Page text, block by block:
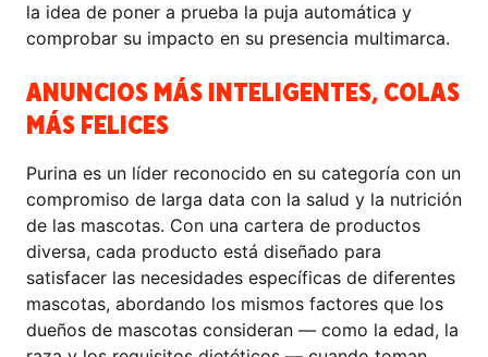
la idea de poner a prueba la puja automática y
comprobar su impacto en su presencia multimarca.
ANUNCIOS MÁS INTELIGENTES, COLAS
MÁS FELICES
Purina es un líder reconocido en su categoría con un
compromiso de larga data con la salud y la nutrición
de las mascotas. Con una cartera de productos
diversa, cada producto está diseñado para
satisfacer las necesidades específicas de diferentes
mascotas, abordando los mismos factores que los
dueños de mascotas consideran — como la edad, la